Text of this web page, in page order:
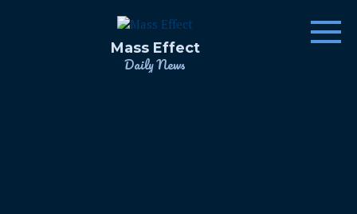
Mass Effect
Daily News